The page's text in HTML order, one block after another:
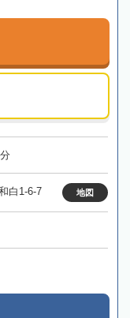
白1-6-7 地図